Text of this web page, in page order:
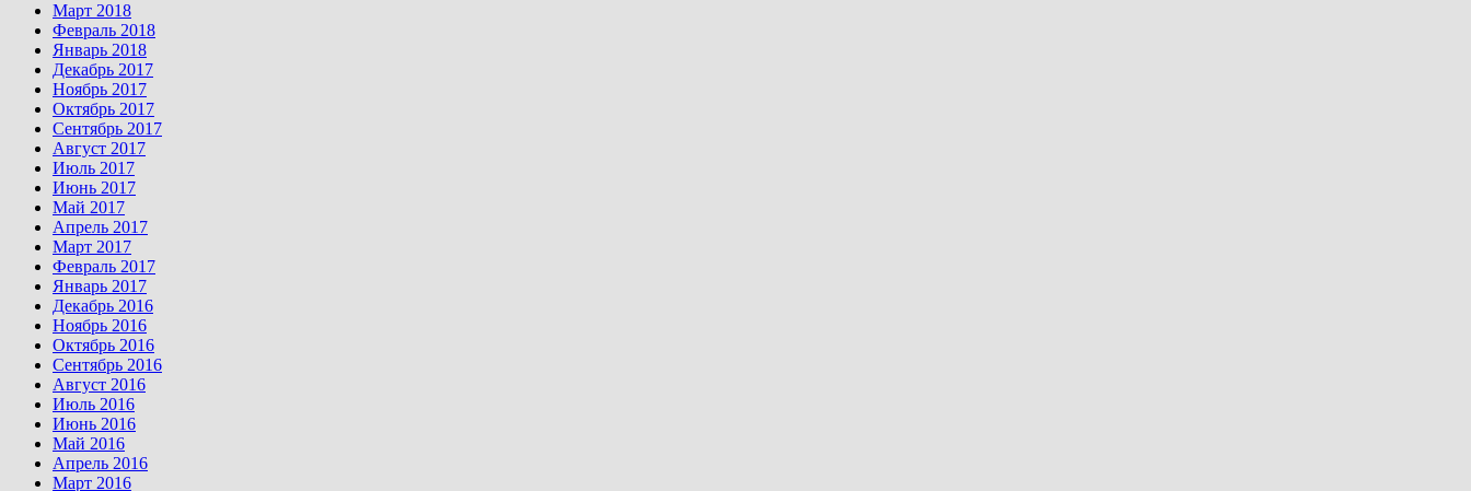
Март 2018
Февраль 2018
Январь 2018
Декабрь 2017
Ноябрь 2017
Октябрь 2017
Сентябрь 2017
Август 2017
Июль 2017
Июнь 2017
Май 2017
Апрель 2017
Март 2017
Февраль 2017
Январь 2017
Декабрь 2016
Ноябрь 2016
Октябрь 2016
Сентябрь 2016
Август 2016
Июль 2016
Июнь 2016
Май 2016
Апрель 2016
Март 2016